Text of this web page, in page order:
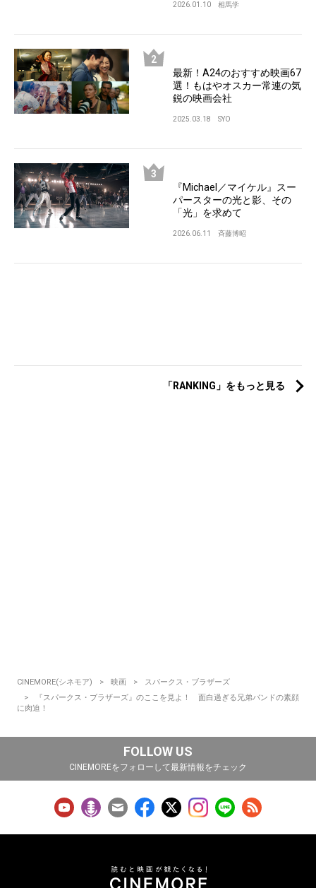
2026.01.10 相馬学
最新！A24のおすすめ映画67
選！もはやオスカー常連の気
鋭の映画会社
2025.03.18 SYO
『Michael／マイケル』スー
パースターの光と影、その
「光」を求めて
2026.06.11 斉藤博昭
「RANKING」をもっと見る
CINEMORE(シネモア) 映画
スパークス・ブラザーズ
『スパークス・ブラザーズ』のここを見よ！ 面白過ぎる兄弟バンドの素顔
に肉迫！
FOLLOW US
CINEMOREをフォローして最新情報をチェック